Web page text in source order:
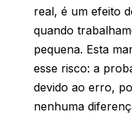
real, é um efeito
quando
pequena. Esta
esse risco: a
devido ao erro,
nenhuma